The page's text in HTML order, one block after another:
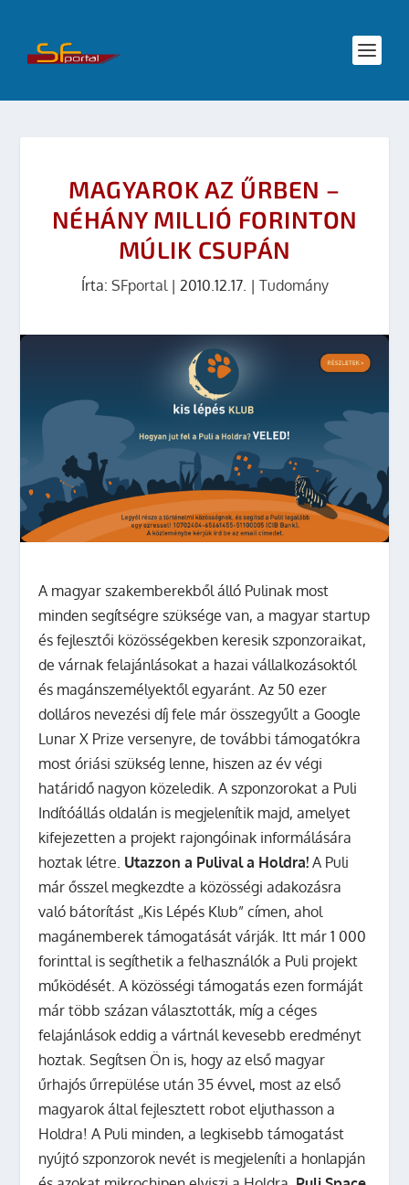
MAGYAROK AZ ŰRBEN –
NÉHÁNY MILLIÓ FORINTON
MÚLIK CSUPÁN
Írta: SFportal| 2010.12.17. | Tudomány
A magyar szakemberekből álló Pulinak most
minden segítségre szüksége van, a magyar startup
és fejlesztői közösségekben keresik szponzoraikat,
de várnak felajánlásokat a hazai vállalkozásoktól
és magánszemélyektől egyaránt. Az 50 ezer
dolláros nevezési díj fele már összegyűlt a Google
Lunar X Prize versenyre, de további támogatókra
most óriási szükség lenne, hiszen az év végi
határidő nagyon közeledik. A szponzorokat a Puli
Indítóállás oldalán is megjelenítik majd, amelyet
kifejezetten a projekt rajongóinak informálására
hoztak létre. Utazzon a Pulival a Holdra! A Puli
már ősszel megkezdte a közösségi adakozásra
való bátorítást „Kis Lépés Klub” címen, ahol
magánemberek támogatását várják. Itt már 1 000
forinttal is segíthetik a felhasználók a Puli projekt
működését. A közösségi támogatás ezen formáját
már több százan választották, míg a céges
felajánlások eddig a vártnál kevesebb eredményt
hoztak. Segítsen Ön is, hogy az első magyar
űrhajós űrrepülése után 35 évvel, most az első
magyarok által fejlesztett robot eljuthasson a
Holdra! A Puli minden, a legkisebb támogatást
nyújtó szponzorok nevét is megjeleníti a honlapján